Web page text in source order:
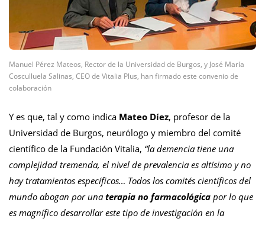
Manuel Pérez Mateos, Rector de la Universidad de Burgos, y José María
Cosculluela Salinas, CEO de Vitalia Plus, han firmado este convenio de
colaboración
Y es que, tal y como indica Mateo Díez, profesor de la
Universidad de Burgos, neurólogo y miembro del comité
científico de la Fundación Vitalia, “la demencia tiene una
complejidad tremenda, el nivel de prevalencia es altísimo y no
hay tratamientos específicos… Todos los comités científicos del
mundo abogan por unaterapia no farmacológica por lo que
es magnífico desarrollar este tipo de investigación en la